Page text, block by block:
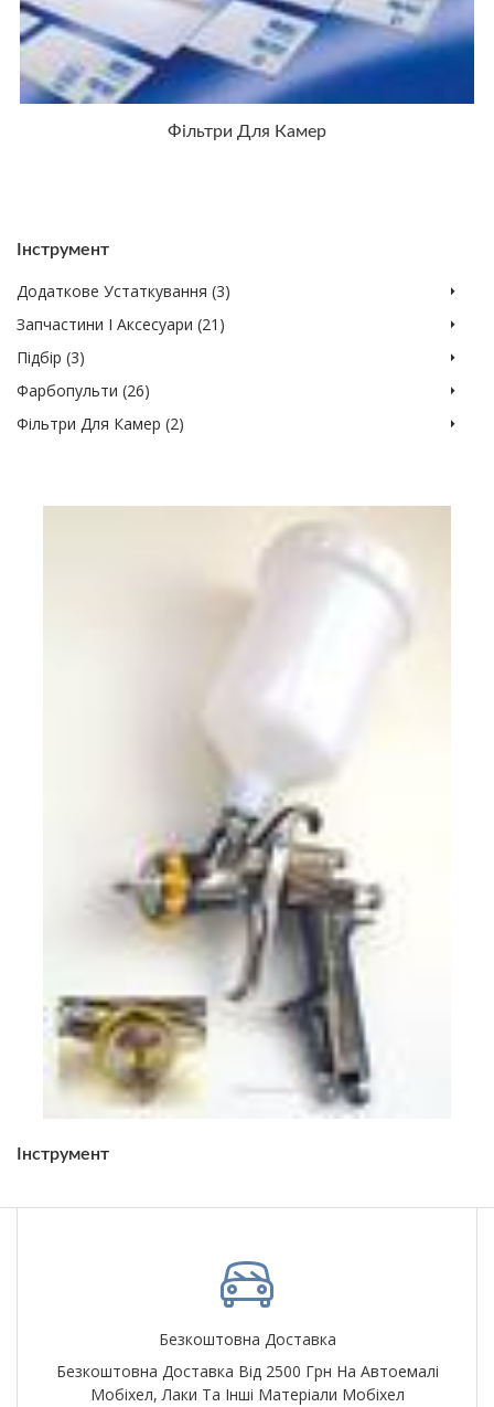
Інструмент
Додаткове Устаткування (3)
Запчастини І Аксесуари (21)
Підбір (3)
Фарбопульти (26)
Фільтри Для Камер (2)
Інструмент
Фільтри Для Камер
Безкоштовна Доставка
Безкоштовна Доставка Від 2500 Грн На Автоемалі
Мобіхел, Лаки Та Інші Матеріали Мобіхел